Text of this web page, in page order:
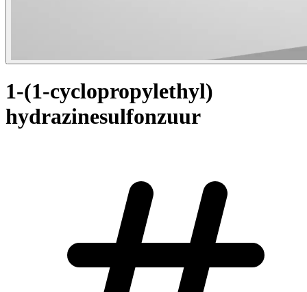
1-(1-cyclopropylethyl)
hydrazinesulfonzuur